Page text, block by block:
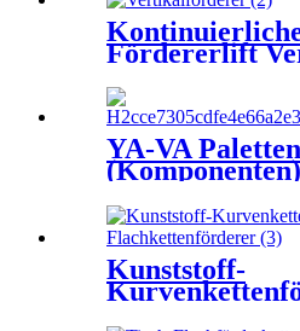
Fördererlift
Heber/
vertikales
Kartons,
YA-VA
(Komponenten)
Kunststoff-